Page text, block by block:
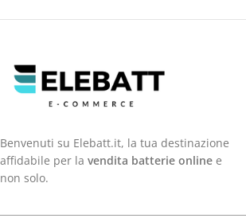
Benvenuti su Elebatt.it, la tua destinazione
affidabile per la vendita batterie online e
non solo.